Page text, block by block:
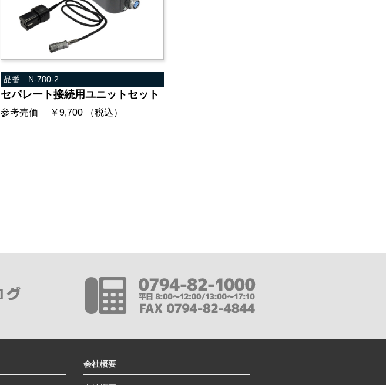
品番 N-780-2
セパレート接続用ユニットセット
参考売価 ￥9,700 （税込）
会社概要